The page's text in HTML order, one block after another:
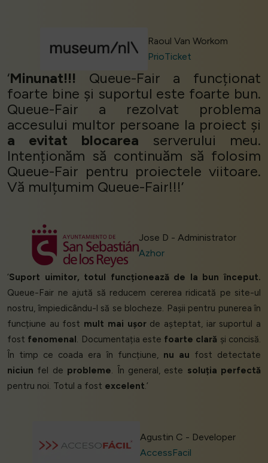
Raoul Van Workom
PrioTicket
‘Minunat!!! Queue-Fair a funcționat
foarte bine și suportul este foarte bun.
Queue-Fair a rezolvat problema
accesului multor persoane la proiect și
a evitat blocarea serverului meu.
Intenționăm să continuăm să folosim
Queue-Fair pentru proiectele viitoare.
Vă mulțumim Queue-Fair!!!’
Jose D - Administrator
Azhor
‘Suport uimitor, totul funcționează de la bun început.
Queue-Fair ne ajută să reducem cererea ridicată pe site-ul
nostru, împiedicându-l să se blocheze. Pașii pentru punerea în
funcțiune au fost mult mai ușorde așteptat, iar suportul a
fost fenomenal . Documentația este foarte clară și concisă.
În timp ce coada era în funcțiune, nu au fost detectate
niciun fel de probleme . În general, este soluția perfectă
pentru noi. Totul a fost excelent .’
Agustin C - Developer
AccessFacil